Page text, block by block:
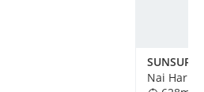
SUNSURI
Nai Harn,